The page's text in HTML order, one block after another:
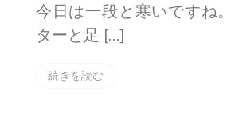
今日は一段と寒いですね
ターと足 […]
続きを読む